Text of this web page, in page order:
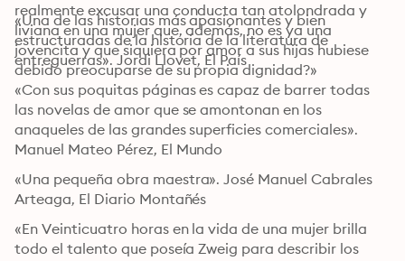
realmente excusar una conducta tan atolondrada y
liviana en una mujer que, además, no es ya una
jovencita y que siquiera por amor a sus hijas hubiese
debido preocuparse de su propia dignidad?»
«Una de las historias más apasionantes y bien
estructuradas de la historia de la literatura de
entreguerras». Jordi Llovet, El País
«Con sus poquitas páginas es capaz de barrer todas
las novelas de amor que se amontonan en los
anaqueles de las grandes superficies comerciales».
Manuel Mateo Pérez, El Mundo
«Una pequeña obra maestra». José Manuel Cabrales
Arteaga, El Diario Montañés
«En Veinticuatro horas en la vida de una mujer brilla
todo el talento que poseía Zweig para describir los